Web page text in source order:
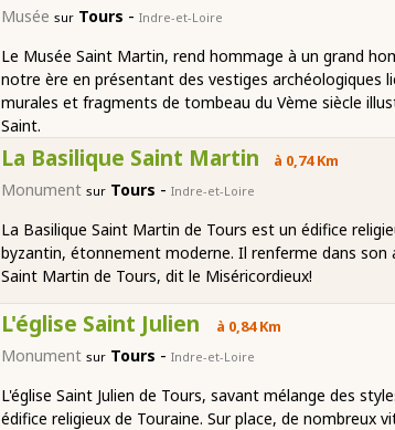
Musée sur Tours - Indre-et-Loire
Le Musée Saint Martin, rend hommage à un grand
notre ère en présentant des vestiges archéologiques
murales et fragments de tombeau du Vème siècle
Saint.
La Basilique Saint Martin à 0,74 Km
Monument sur Tours - Indre-et-Loire
La Basilique Saint Martin de Tours est un édifice
byzantin, étonnement moderne. Il renferme dans son
Saint Martin de Tours, dit le Miséricordieux!
L'église Saint Julien à 0,84 Km
Monument sur Tours - Indre-et-Loire
L'église Saint Julien de Tours, savant mélange des
édifice religieux de Touraine. Sur place, de nombreux